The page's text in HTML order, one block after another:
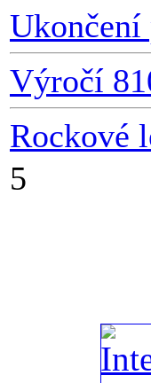
Ukončení
Výročí
Rockové
5